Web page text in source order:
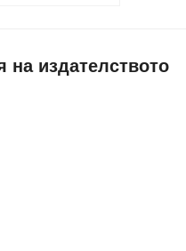
на издателството